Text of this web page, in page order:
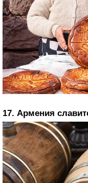
17. Армения